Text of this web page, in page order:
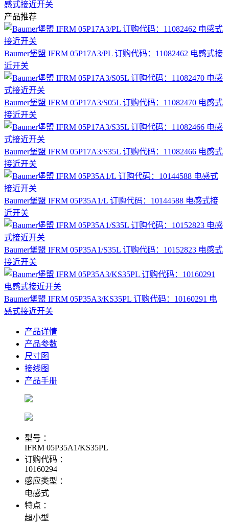
感式接近开关
产品推荐
Baumer堡盟 IFRM 05P17A3/PL 订购代码：11082462 电感式接
近开关
Baumer堡盟 IFRM 05P17A3/S05L 订购代码：11082470 电感式
接近开关
Baumer堡盟 IFRM 05P17A3/S35L 订购代码：11082466 电感式
接近开关
Baumer堡盟 IFRM 05P35A1/L 订购代码：10144588 电感式接
近开关
Baumer堡盟 IFRM 05P35A1/S35L 订购代码：10152823 电感式
接近开关
Baumer堡盟 IFRM 05P35A3/KS35PL 订购代码：10160291 电
感式接近开关
产品详情
产品参数
尺寸图
接线图
产品手册
型号 ：
IFRM 05P35A1/KS35PL
订购代码 ：
10160294
感应类型 ：
电感式
特点 ：
超小型